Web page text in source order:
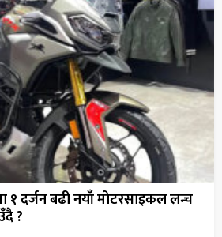
१ दर्जन बढी नयाँ मोटरसाइकल लन्च
?